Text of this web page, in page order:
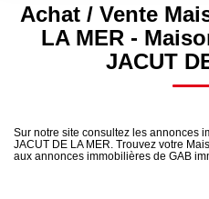
NOS
Type de bien
Budget max
Achat / Vente
LA MER -
JACUT
Sur notre site consultez les annonces
JACUT DE LA MER. Trouvez votre
aux annonces immobilières de GAB